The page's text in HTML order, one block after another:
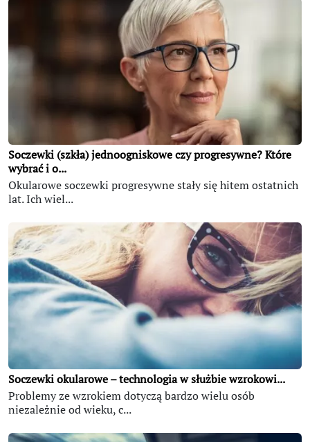
Soczewki (szkła) jednoogniskowe czy progresywne? Które
wybrać i o...
Okularowe soczewki progresywne stały się hitem ostatnich
lat. Ich wiel...
Soczewki okularowe – technologia w służbie wzrokowi...
Problemy ze wzrokiem dotyczą bardzo wielu osób
niezależnie od wieku, c...